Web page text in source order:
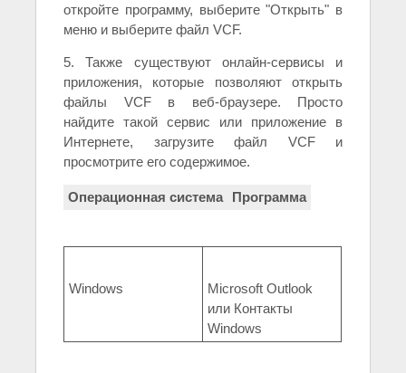
откройте программу, выберите "Открыть" в
меню и выберите файл VCF.
5. Также существуют онлайн-сервисы и
приложения, которые позволяют открыть
файлы VCF в веб-браузере. Просто
найдите такой сервис или приложение в
Интернете, загрузите файл VCF и
просмотрите его содержимое.
Операционная система Программа
Windows
Microsoft Outlook
или Контакты
Windows